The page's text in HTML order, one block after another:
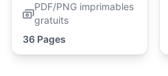
PDF/PNG imprimables
gratuits
36 Pages